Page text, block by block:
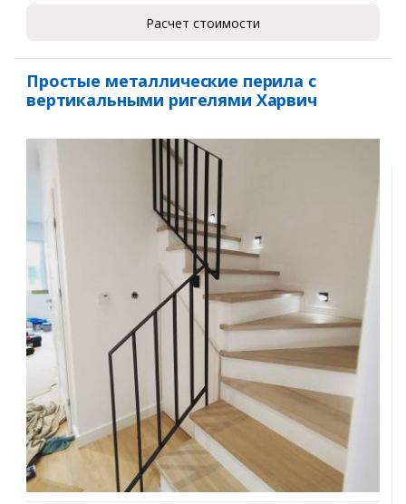
Расчет стоимости
Простые металлические перила с
вертикальными ригелями Харвич